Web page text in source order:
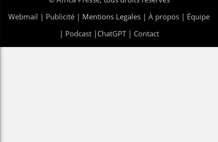
Webmail | Publicité | Mentions Legales | À propos | Équipe
| Podcast| ChatGPT| Contact